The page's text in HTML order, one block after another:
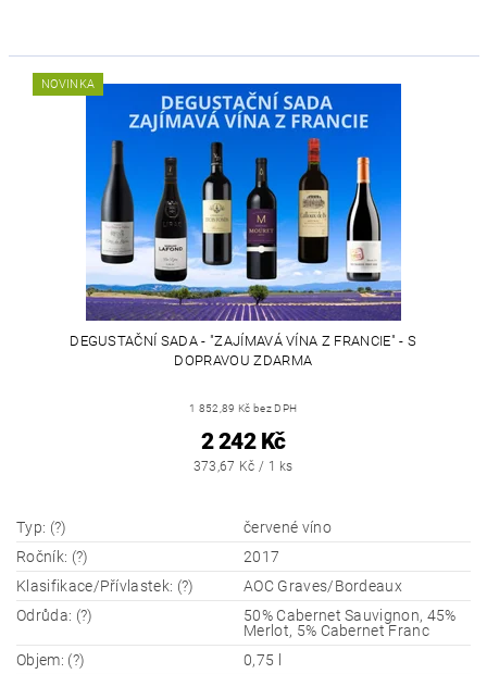
NOVINKA
DEGUSTAČNÍ SADA - "ZAJÍMAVÁ VÍNA Z FRANCIE" - S
DOPRAVOU ZDARMA
1 852,89 Kč bez DPH
2 242 Kč
373,67 Kč / 1 ks
Typ: (?)
červené víno
Ročník: (?)
2017
Klasifikace/Přívlastek: (?)
AOC Graves/Bordeaux
Odrůda: (?)
50% Cabernet Sauvignon, 45%
Merlot, 5% Cabernet Franc
Objem: (?)
0,75 l